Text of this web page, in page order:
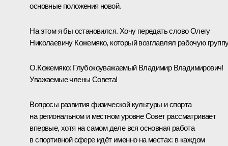
основные положения новой.
На этом я бы остановился. Хочу передать слово Олегу
Николаевичу Кожемяко, который возглавлял рабочую
О.Кожемяко: Глубокоуважаемый Владимир Владимирович!
Уважаемые члены Совета!
Вопросы развития физической культуры и спорта
на региональном и местном уровне Совет рассматривает
впервые, хотя на самом деле вся основная работа
в спортивной сфере идёт именно на местах: в каждом